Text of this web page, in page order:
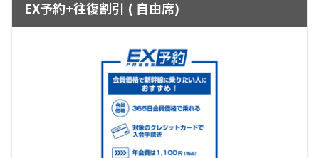
EX予約+往復割引 ( 自由席)